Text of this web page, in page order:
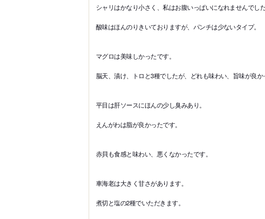
シャリはかなり小さく、私はお腹いっぱいになれませんでした
酸味はほんのりきいておりますが、パンチは少ないタイプ。
マグロは美味しかったです。
脳天、漬け、トロと3種でしたが、どれも味わい、旨味が良か
平目は肝ソースにほんの少し臭みあり。
えんがわは脂が良かったです。
赤貝も食感と味わい、悪くなかったです。
車海老は大きく甘さがあります。
煮切と塩の2種でいただきます。